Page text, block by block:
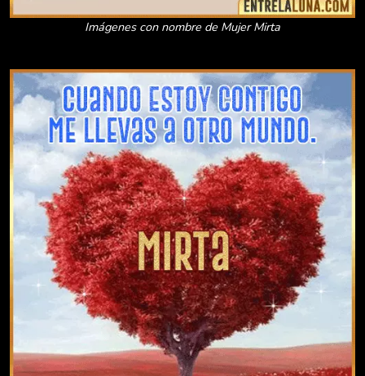
Imágenes con nombre de Mujer Mirta